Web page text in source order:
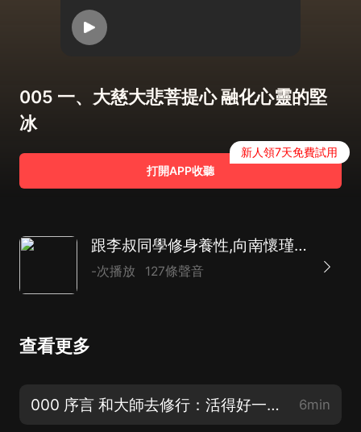
005 一、大慈大悲菩提心 融化心靈的堅
冰
打開APP收聽
新人領7天免費試用
跟李叔同學修身養性,向南懷瑾學為人處世 | 人生哲學 | 智慧謀略
-次播放 127條聲音
查看更多
000 序言 和大師去修行：活得好一點，更好一點 6min